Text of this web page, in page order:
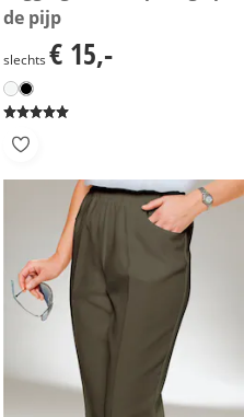
de pijp
€ 15,-
slechts € 15,-